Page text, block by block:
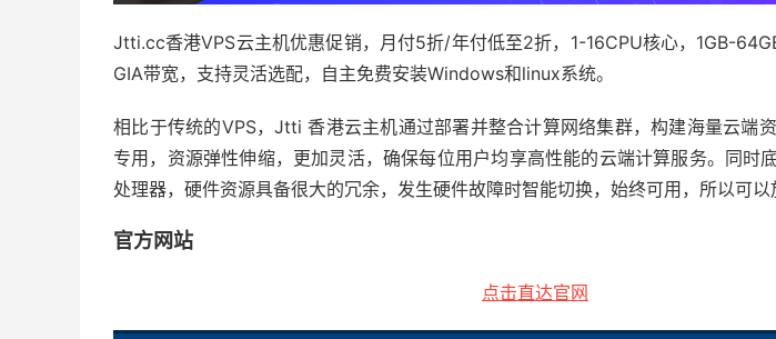
Jtti.cc香港VPS云主机优惠促销，月付5折/年付低至2折，1-16CPU核心，1GB-
GIA带宽，支持灵活选配，自主免费安装Windows和linux系统。
相比于传统的VPS，Jtti 香港云主机通过部署并整合计算网络集群，构建海量云端
专用，资源弹性伸缩，更加灵活，确保每位用户均享高性能的云端计算服务。同时
处理器，硬件资源具备很大的冗余，发生硬件故障时智能切换，始终可用，所以可以
官方网站
点击直达官网